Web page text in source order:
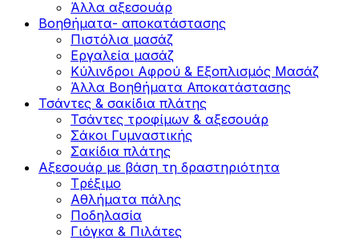
Άλλα αξεσουάρ
Βοηθήματα- αποκατάστασης
Πιστόλια μασάζ
Εργαλεία μασάζ
Κύλινδροι Αφρού & Εξοπλισμός Μασάζ
Άλλα Βοηθήματα Αποκατάστασης
Τσάντες & σακίδια πλάτης
Τσάντες τροφίμων & αξεσουάρ
Σάκοι Γυμναστικής
Σακίδια πλάτης
Αξεσουάρ με βάση τη δραστηριότητα
Tρέξιμο
Αθλήματα πάλης
Ποδηλασία
Γιόγκα & Πιλάτες